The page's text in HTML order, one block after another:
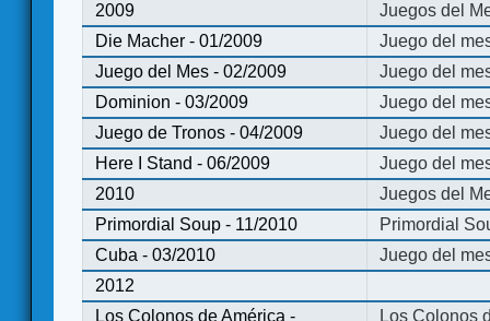
2009
Juegos del
Die Macher - 01/2009
Juego del
Juego del Mes - 02/2009
Juego del
Dominion - 03/2009
Juego del
Juego de Tronos - 04/2009
Juego del
Here I Stand - 06/2009
Juego del
2010
Juegos del
Primordial Soup - 11/2010
Primordial
Cuba - 03/2010
Juego del
2012
Los Colonos de América -
Los Colonos